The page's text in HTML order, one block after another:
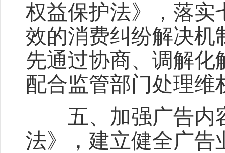
权益保护法》，落实
效的消费纠纷解决机
先通过协商、调解化
配合监管部门处理维
五、加强广告内
法》，建立健全广告